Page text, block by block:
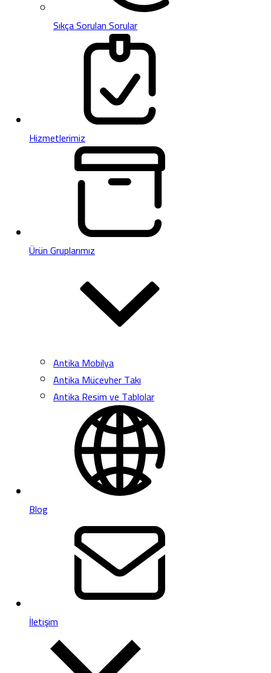
Sıkça Sorulan Sorular
Hizmetlerimiz
Ürün Gruplarımız
Antika Mobilya
Antika Mücevher Takı
Antika Resim ve Tablolar
Blog
İletişim